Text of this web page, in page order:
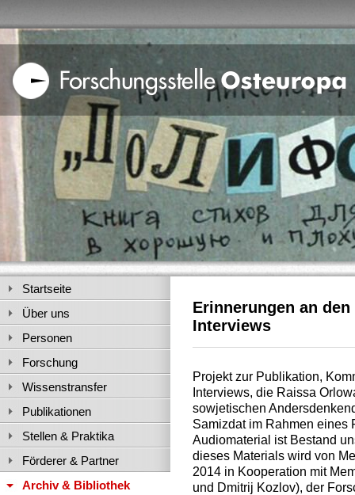
Erinnerungen an
Interviews
Projekt zur Publikation,
Interviews, die Raissa
sowjetischen
Samizdat im Rahmen eines
Audiomaterial ist Bestand
dieses Materials wird von
2014 in Kooperation mit
und Dmitrij Kozlov), der
Startseite
Über uns
Personen
Forschung
Wissenstransfer
Publikationen
Stellen & Praktika
Förderer & Partner
Archiv & Bibliothek